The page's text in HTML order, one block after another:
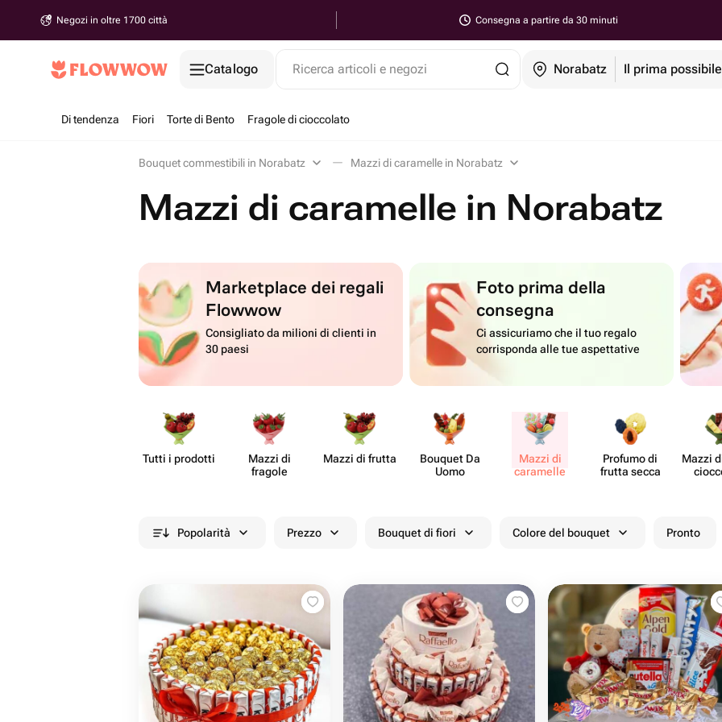
Negozi in oltre 1700 città Consegna a partire da 30 minuti
Catalogo Ricerca articoli e negozi Norabatz Il prima possibile
Di tendenza Fiori Torte di Bento Fragole di cioccolato
Bouquet commestibili in Norabatz Mazzi di caramelle in Norabatz
Mazzi di caramelle in Norabatz
Marketplace dei regali
Flowwow
Consigliato da milioni di clienti in
30 paesi
Foto prima della
consegna
Ci assicuriamo che il tuo regalo
corrisponda alle tue aspettative
Tutti i prodotti
Mazzi di
fragole
Mazzi di frutta
Bouquet Da
Uomo
Mazzi di
caramelle
Profumo di
frutta secca
Mazzi
Popolarità Prezzo Bouquet di fiori Colore del bouquet Pronto